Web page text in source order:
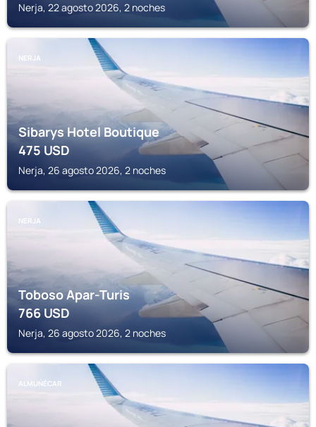
Nerja, 22 agosto 2026, 2 noches
NERJA
Sibarys Hotel Boutique
475USD
Nerja, 26 agosto 2026, 2 noches
NERJA
Toboso Apar-Turis
766USD
Nerja, 26 agosto 2026, 2 noches
ALMUŃÉCAR